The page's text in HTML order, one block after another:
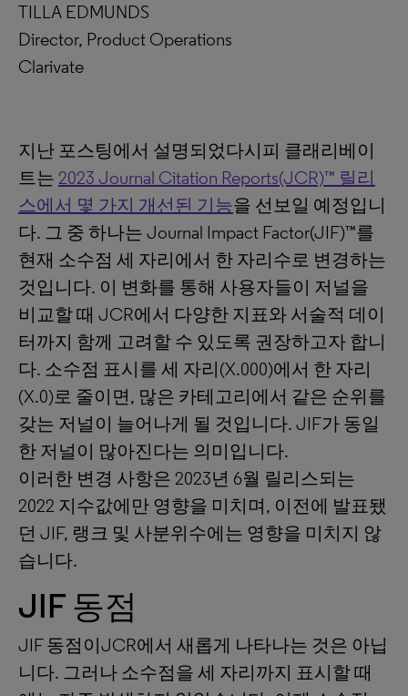
TILLA EDMUNDS
Director, Product Operations
Clarivate
지난 포스팅에서 설명되었다시피 클래리베이
트는 2023 Journal Citation Reports(JCR)™ 릴리
스에서 몇 가지 개선된 기능을 선보일 예정입니
다. 그 중 하나는 Journal Impact Factor(JIF)™를
현재 소수점 세 자리에서 한 자리수로 변경하는
것입니다. 이 변화를 통해 사용자들이 저널을
비교할 때 JCR에서 다양한 지표와 서술적 데이
터까지 함께 고려할 수 있도록 권장하고자 합니
다. 소수점 표시를 세 자리(X.000)에서 한 자리
(X.0)로 줄이면, 많은 카테고리에서 같은 순위를
갖는 저널이 늘어나게 될 것입니다. JIF가 동일
한 저널이 많아진다는 의미입니다.
이러한 변경 사항은 2023년 6월 릴리스되는
2022 지수값에만 영향을 미치며, 이전에 발표됐
던 JIF, 랭크 및 사분위수에는 영향을 미치지 않
습니다.
JIF 동점
JIF 동점이JCR에서 새롭게 나타나는 것은 아닙
니다. 그러나 소수점을 세 자리까지 표시할 때